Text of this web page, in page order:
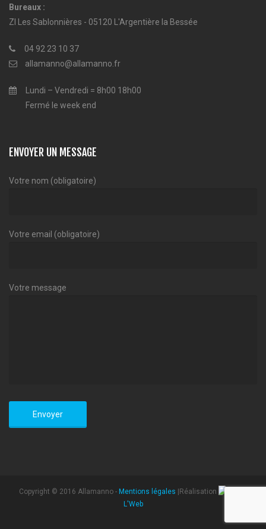
Bureaux :
ZI Les Sablonnières - 05120 L'Argentière la Bessée
04 92 23 10 37
allamanno@allamanno.fr
Lundi – Vendredi = 8h00 18h00
Fermé le week end
ENVOYER UN MESSAGE
Votre nom (obligatoire)
Votre email (obligatoire)
Votre message
Copyright © 2016 Allamanno - Mentions légales |Réalisation
L'Web